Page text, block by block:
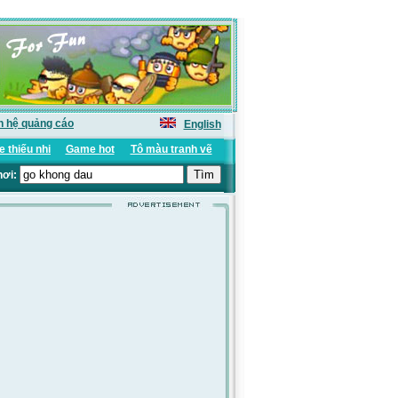
hệ quảng cáo
English
thiếu nhi
Game hot Tô màu tranh vẽ